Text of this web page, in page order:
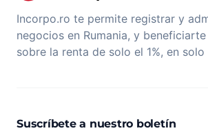
Incorpo.ro te permite registrar y
negocios en Rumania, y
sobre la renta de solo el 1%, en solo
Suscríbete a nuestro boletín